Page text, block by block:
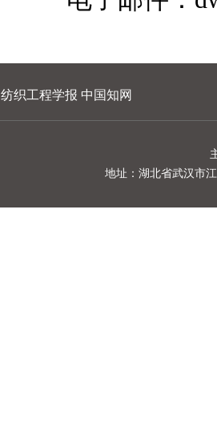
纺织工程学报 中国知网
地址：湖北省武汉市